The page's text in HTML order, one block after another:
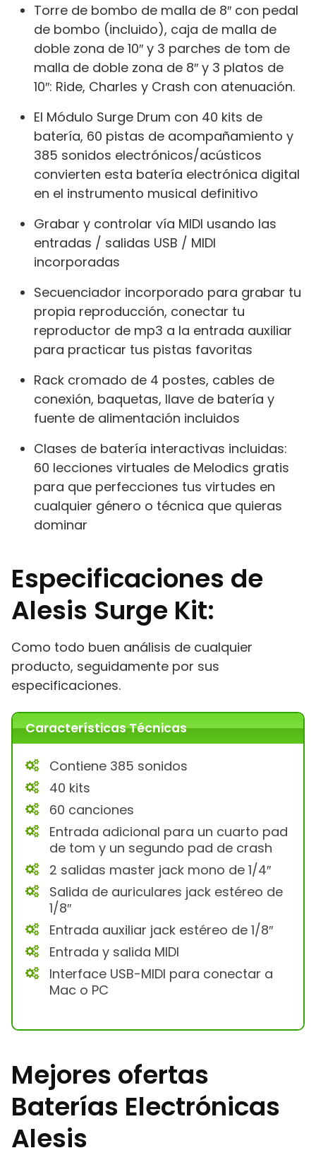
Torre de bombo de malla de 8″ con pedal
de bombo (incluido), caja de malla de
doble zona de 10″ y 3 parches de tom de
malla de doble zona de 8″ y 3 platos de
10″: Ride, Charles y Crash con atenuación.
El Módulo Surge Drum con 40 kits de
batería, 60 pistas de acompañamiento y
385 sonidos electrónicos/acústicos
convierten esta batería electrónica digital
en el instrumento musical definitivo
Grabar y controlar vía MIDI usando las
entradas / salidas USB / MIDI
incorporadas
Secuenciador incorporado para grabar tu
propia reproducción, conectar tu
reproductor de mp3 a la entrada auxiliar
para practicar tus pistas favoritas
Rack cromado de 4 postes, cables de
conexión, baquetas, llave de batería y
fuente de alimentación incluidos
Clases de batería interactivas incluidas:
60 lecciones virtuales de Melodics gratis
para que perfecciones tus virtudes en
cualquier género o técnica que quieras
dominar
Especificaciones de
Alesis Surge Kit:
Como todo buen análisis de cualquier
producto, seguidamente por sus
especificaciones.
Características Técnicas
Contiene 385 sonidos
40 kits
60 canciones
Entrada adicional para un cuarto pad
de tom y un segundo pad de crash
2 salidas master jack mono de 1/4″
Salida de auriculares jack estéreo de
1/8″
Entrada auxiliar jack estéreo de 1/8″
Entrada y salida MIDI
Interface USB-MIDI para conectar a
Mac o PC
Mejores ofertas
Baterías Electrónicas
Alesis